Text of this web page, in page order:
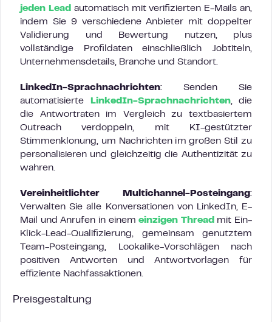
jeden Lead automatisch mit verifizierten E-Mails an,
indem Sie 9 verschiedene Anbieter mit doppelter
Validierung und Bewertung nutzen, plus
vollständige Profildaten einschließlich Jobtiteln,
Unternehmensdetails, Branche und Standort.
LinkedIn-Sprachnachrichten: Senden Sie
automatisierte
LinkedIn-Sprachnachrichten, die
die Antwortraten im Vergleich zu textbasiertem
Outreach verdoppeln, mit KI-gestützter
Stimmenklonung, um Nachrichten im großen Stil zu
personalisieren und gleichzeitig die Authentizität zu
wahren.
Vereinheitlichter Multichannel-Posteingang:
Verwalten Sie alle Konversationen von LinkedIn, E-
Mail und Anrufen in einemeinzigen Thread mit Ein-
Klick-Lead-Qualifizierung, gemeinsam genutztem
Team-Posteingang, Lookalike-Vorschlägen nach
positiven Antworten und Antwortvorlagen für
effiziente Nachfassaktionen.
Preisgestaltung